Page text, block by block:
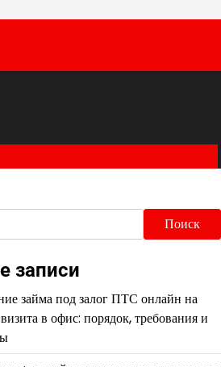
Поиск
записи
займа под залог ПТС онлайн на
в офис: порядок, требования и